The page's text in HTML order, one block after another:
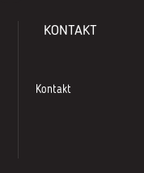
KONTAKT
Kontakt